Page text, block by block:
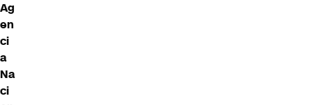
Ag
en
ci
a
Na
ci